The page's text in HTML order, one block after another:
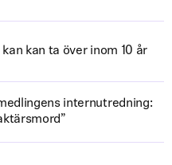
kan ta över inom 10 år
internutredning: